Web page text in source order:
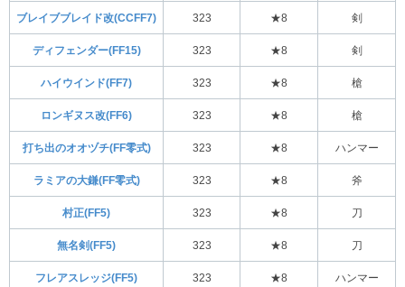
ブレイブブレイド改(CCFF7) 323 ★8 剣
ディフェンダー(FF15) 323 ★8 剣
ハイウインド(FF7) 323 ★8 槍
ロンギヌス改(FF6) 323 ★8 槍
打ち出のオオヅチ(FF零式) 323 ★8 ハンマー
ラミアの大鎌(FF零式) 323 ★8 斧
村正(FF5) 323 ★8 刀
無名剣(FF5) 323 ★8 刀
フレアスレッジ(FF5) 323 ★8 ハンマー